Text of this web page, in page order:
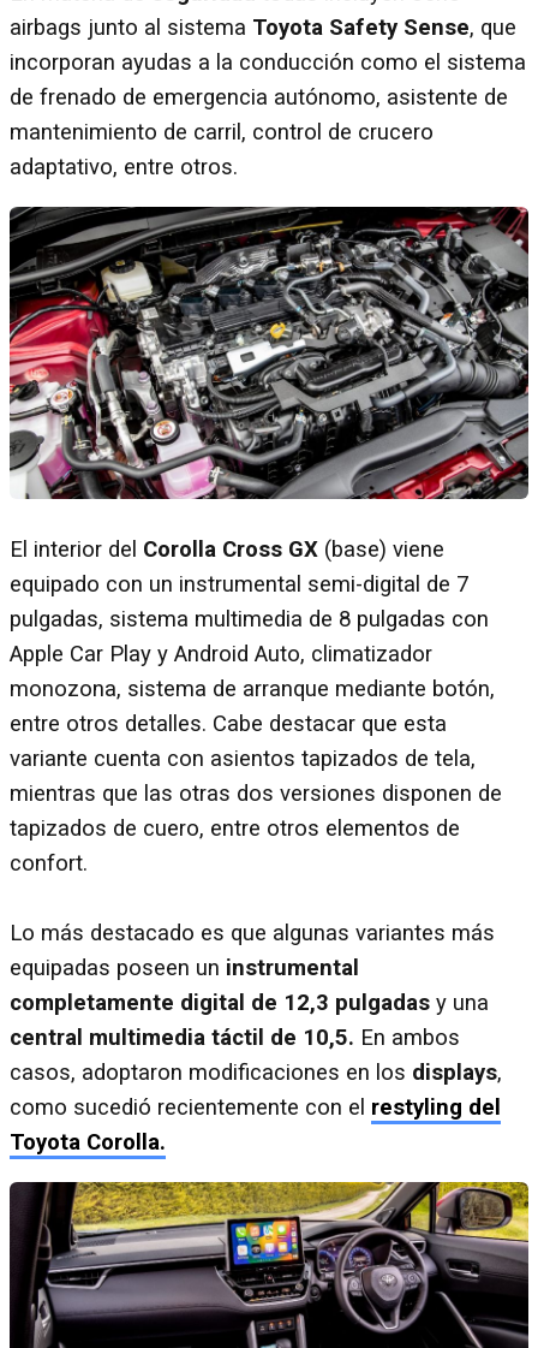
airbags junto al sistema Toyota Safety Sense, que
incorporan ayudas a la conducción como el sistema
de frenado de emergencia autónomo, asistente de
mantenimiento de carril, control de crucero
adaptativo, entre otros.
El interior del Corolla Cross GX (base) viene
equipado con un instrumental semi-digital de 7
pulgadas, sistema multimedia de 8 pulgadas con
Apple Car Play y Android Auto, climatizador
monozona, sistema de arranque mediante botón,
entre otros detalles. Cabe destacar que esta
variante cuenta con asientos tapizados de tela,
mientras que las otras dos versiones disponen de
tapizados de cuero, entre otros elementos de
confort.
Lo más destacado es que algunas variantes más
equipadas poseen un instrumental
completamente digital de 12,3 pulgadas y una
central multimedia táctil de 10,5. En ambos
casos, adoptaron modificaciones en los displays,
como sucedió recientemente con el restyling del
Toyota Corolla.